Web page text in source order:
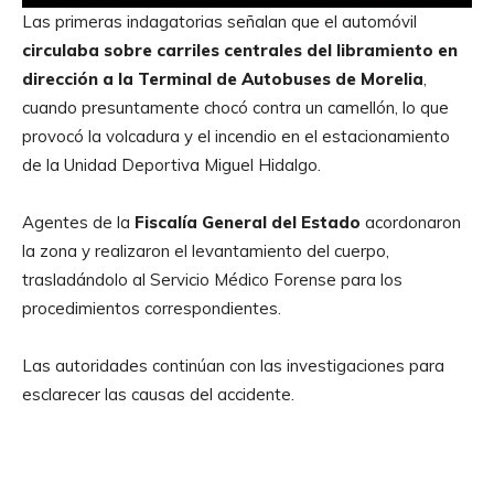
Las primeras indagatorias señalan que el automóvil
circulaba sobre carriles centrales del libramiento en
dirección a la Terminal de Autobuses de Morelia,
cuando presuntamente chocó contra un camellón, lo que
provocó la volcadura y el incendio en el estacionamiento
de la Unidad Deportiva Miguel Hidalgo.
Agentes de la Fiscalía General del Estado acordonaron
la zona y realizaron el levantamiento del cuerpo,
trasladándolo al Servicio Médico Forense para los
procedimientos correspondientes.
Las autoridades continúan con las investigaciones para
esclarecer las causas del accidente.